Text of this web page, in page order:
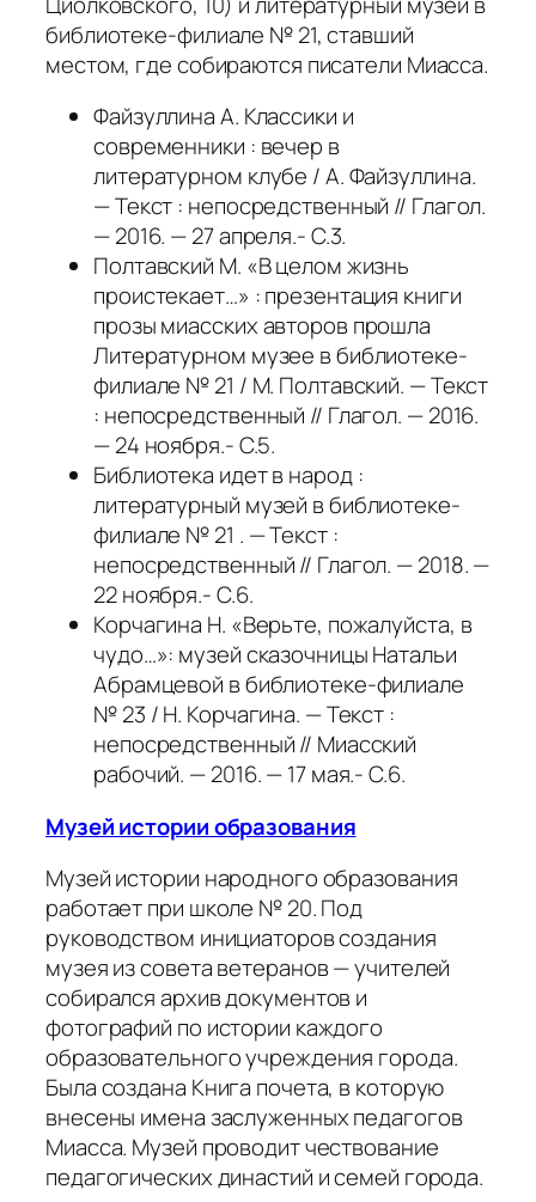
библиотеке-филиале № 21, ставший
местом, где собираются писатели Миасса.
Файзуллина А. Классики и
современники : вечер в
литературном клубе / А. Файзуллина.
— Текст : непосредственный // Глагол.
— 2016. — 27 апреля.- С.3.
Полтавский М. «В целом жизнь
проистекает…» : презентация книги
прозы миасских авторов прошла
Литературном музее в библиотеке-
филиале № 21 / М. Полтавский. — Текст
: непосредственный // Глагол. — 2016.
— 24 ноября.- С.5.
Библиотека идет в народ :
литературный музей в библиотеке-
филиале № 21 . — Текст :
непосредственный // Глагол. — 2018. —
22 ноября.- С.6.
Корчагина Н. «Верьте, пожалуйста, в
чудо…»: музей сказочницы Натальи
Абрамцевой в библиотеке-филиале
№ 23 / Н. Корчагина. — Текст :
непосредственный // Миасский
рабочий. — 2016. — 17 мая.- С.6.
Музей истории образования
Музей истории народного образования
работает при школе № 20. Под
руководством инициаторов создания
музея из совета ветеранов — учителей
собирался архив документов и
фотографий по истории каждого
образовательного учреждения города.
Была создана Книга почета, в которую
внесены имена заслуженных педагогов
Миасса. Музей проводит чествование
педагогических династий и семей города.